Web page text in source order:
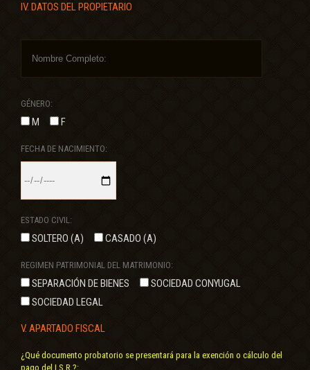
IV. DATOS DEL PROPIETARIO
GÉNERO:
M F
FECHA DE NACIMIENTO:
ESTADO CIVIL:
SOLTERO (A) CASADO (A)
REGIMEN PATRIMONIAL DEL MATRIMONIO:
SEPARACIÓN DE BIENES
SOCIEDAD CONYUGAL
SOCIEDAD LEGAL
V. APARTADO FISCAL
¿Qué documento probatorio se presentará para la exención o cálculo del
pago del I.S.R.?: